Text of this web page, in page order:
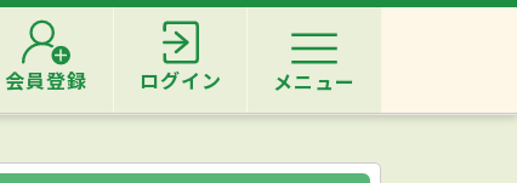
会員登録 ログイン メニュー